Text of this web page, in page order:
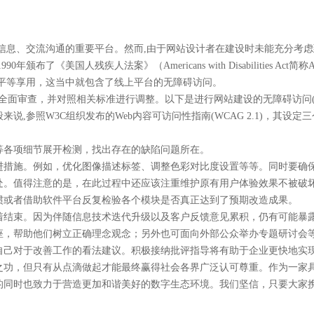
交流沟通的重要平台。然而,由于网站设计者在建设时未能充分考
年颁布了《美国人残疾人法案》（Americans with Disabilities Act简
享用，这当中就包含了线上平台的无障碍访问。
查，并对照相关标准进行调整。以下是进行网站建设的无障碍访问
,参照W3C组织发布的Web内容可访问性指南(WCAG 2.1)，其设定
细节展开检测，找出存在的缺陷问题所在。
。例如，优化图像描述标签、调整色彩对比度设置等等。同时要确
得注意的是，在此过程中还应该注重维护原有用户体验效果不被破
借助软件平台反复检验各个模块是否真正达到了预期改造成果。
。因为伴随信息技术迭代升级以及客户反馈意见累积，仍有可能暴
助他们树立正确理念观念；另外也可面向外部公众举办专题研讨会
于改善工作的看法建议。积极接纳批评指导将有助于企业更快地实
但只有从点滴做起才能最终赢得社会各界广泛认可尊重。作为一家
时也致力于营造更加和谐美好的数字生态环境。我们坚信，只要大家